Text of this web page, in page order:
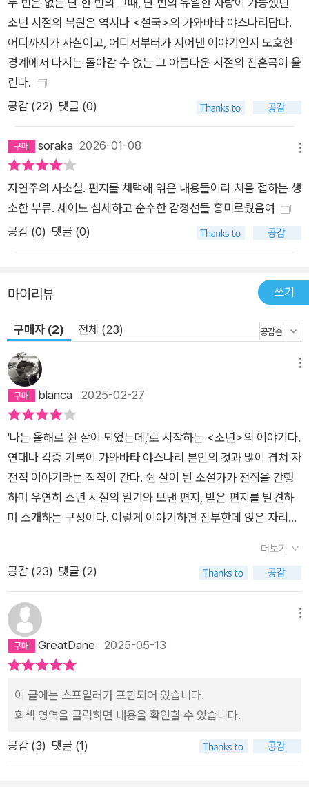
다. 달리 무슨 생각이 있어 보이지는 않았다. 30분 내내 이런 상
태가 이어진다. 내가 원하는 건 그뿐이었다. 세이노도 내가 더 원
하길 바라지 않는다. _28쪽 가와바타가 고등학교로 진학한 후로
도 편지를 주고받았지만 만나지 못했던 둘은, 대학 시절 재회한
다. 신흥 종교 수련소인 세이노의 집을 방문한 가와바타는 한때
자신에게 귀의했던 소년이 진짜 종교인이 된 모습을 마주하고서
야 비로소 깨닫는다. 소년 시절, 있는 그대로의 자신을 받아들여
준 그의 순전한 애정이, 자신 안의 어둠을 정화해 준 단 하나의 구
원이었음을. 내가 하는 말과 행동과 비밀스러운 생각을, 그걸 한
뒤 스스로 반성해 볼 틈도 없이, 스스로 부끄러워할 틈도 없이, 세
이노가 반발하며 내게 냉정하게 대들 틈도 없이, 세이노는 그저
전부 받아들였다. 그에게는 나를 우러러보는 맑고 깨끗한 눈만이
있을 뿐이었다. 그의 마음의 창에 비친 내 그림자는 흐려지는 일
“나는 세이노 소년과의 사랑을, 그 일이 있었던 중학생 때 쓰고,
기록된 아름다운 시절의 ‘진짜 마음’ 원숙한 작가가 된 가와바타
는 자신이 10대 후반에서 20대 초반 사이에 쓴 글을 읽고는 그 생
생한 감정에 놀라기도 하고 애수에 잠기기도 하며 한 편의 소설로
정리해 나간다. 그렇게 탄생한 작품 《소년》은 시간의 순서나 구
성의 흐름을 따라서가 아니라 회고에 잠긴 작가의 사고를 따라가
는 실험적인 형식을 취한다. 이야기의 중심이 되는 것은 세이노
소년에 대한 추억이다. “나는 세이노 소년과의 사랑을, 그 일이
있었던 중학생 때 쓰고, 고등학생 때 쓰고, 대학생 때 쓴 셈이
다.”(34쪽)에서 알 수 있듯, 작품은 세이노와 함께한 중학 시절의
일기, 진학하여 멀어진 고등학교 시절에 세이노에게 미처 보내지
집을 찾아가 만난 일을 기록한 〈유가시마에서의 추억〉의 발췌로
구성되어 있다. 자전적 이야기인 만큼 주인공 소년은 누가 봐도
작가 ‘가와바타’이지만 작중에서 그는 ‘미야모토’라는 이름으로
불린다. ‘세이노’ 역시 모델이 된 소년 ‘오가사와라’의 작중 이름
이다. 이는 ‘진실처럼 꾸며 낸 이야기’인 사소설의 구성 방식으로,
‘진짜와 가짜’를 뒤섞어 이것이 소설임을 알려 주는 장치이다. 그
럼에도 《소년》은 어른이 된 가와바타는 도저히 그릴 수 없는 사
춘기 소년 특유의 자기 자신도 주체하지 못하는 씁쓸한 애수와 사
랑의 마음이 가득 담긴 작품이다. ‘소년’ 가와바타의 처연하고 예
마음’의 기록인 것이다. 고독한 소년 시절, 마음에 깃든 단 하나뿐
인 특별한 상대. 그를 통한 사랑과 구원에 대한 이야기 《소년》. 오
소년 시절의 복원은 역시나 <설국>의 가와바타 야스나리답다.
어디까지가 사실이고, 어디서부터가 지어낸 이야기인지 모호한
경계에서 다시는 돌아갈 수 없는 그 아름다운 시절의 진혼곡이 울
린다.
공감 (22) 댓글 (0)
soraka 2026-01-08
자연주의 사소설. 편지를 채택해 엮은 내용들이라 처음 접하는 생
소한 부류. 세이노 섬세하고 순수한 감정선들 흥미로웠음여
공감 (0) 댓글 (0)
마이리뷰 쓰기
구매자 (2) 전체 (23)
blanca 2025-02-27
'나는 올해로 쉰 살이 되었는데,'로 시작하는 <소년>의 이야기다.
연대나 각종 기록이 가와바타 야스나리 본인의 것과 많이 겹쳐 자
전적 이야기라는 짐작이 간다. 쉰 살이 된 소설가가 전집을 간행
하며 우연히 소년 시절의 일기와 보낸 편지, 받은 편지를 발견하
며 소개하는 구성이다. 이렇게 이야기하면 진부한데 앉은 자리에
이다. 그 힘이 어디에서 나왔느냐 하면, 바로 이 <소년>은 작가
자신의 이야기로 한정되는 것이 아니라 읽는 우리 모두의 사춘기
학교 시절 기숙사 방장이었던 화자는 후배 세이노와 사랑에 빠진
다. 그러나 그 사랑이 동성 간의 일이라 해서 띄는 색채는 주된 기
조가 아니다. 세이노가 소녀였어도 이 이야기는 크게 달라졌을 것
넘는 뭔가가 있다. 그건 어린 시절 우리가 기대했던 그 순전함과
이상에 대한 결국 실패하고 말 지향과 숭배, 믿음에 대한 애틋한
그리움을 환기하기 때문이다. 사랑을 믿었고, 사람을 믿었던 단
더보기
공감 (23) 댓글 (2)
GreatDane 2025-05-13
이 글에는 스포일러가 포함되어 있습니다.
회색 영역을 클릭하면 내용을 확인할 수 있습니다.
공감 (3) 댓글 (1)